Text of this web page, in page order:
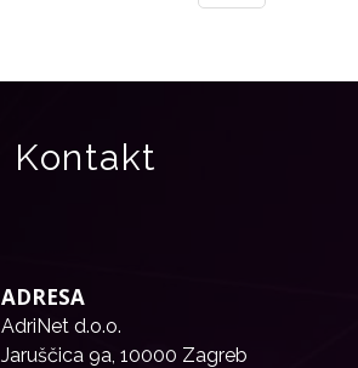
Kontakt
ADRESA
AdriNet d.o.o.
Jaruščica 9a, 10000 Zagreb